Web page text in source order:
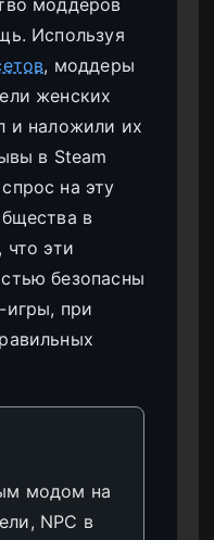
моддеров
Используя
, моддеры
женских
и наложили их
в Steam
на эту
в
эти
безопасны
игры, при
модом на
NPC в